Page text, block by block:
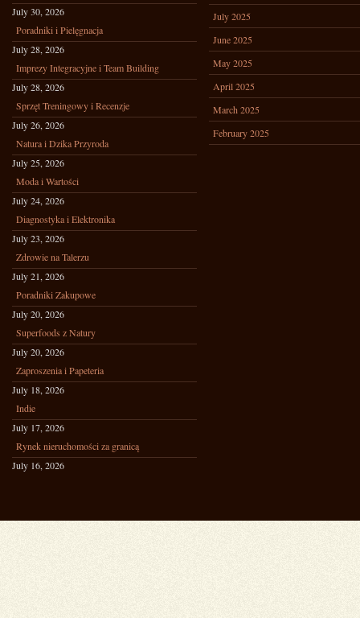
July 30, 2026
Poradniki i Pielęgnacja
July 28, 2026
Imprezy Integracyjne i Team Building
July 28, 2026
Sprzęt Treningowy i Recenzje
July 26, 2026
Natura i Dzika Przyroda
July 25, 2026
Moda i Wartości
July 24, 2026
Diagnostyka i Elektronika
July 23, 2026
Zdrowie na Talerzu
July 21, 2026
Poradniki Zakupowe
July 20, 2026
Superfoods z Natury
July 20, 2026
Zaproszenia i Papeteria
July 18, 2026
Indie
July 17, 2026
Rynek nieruchomości za granicą
July 16, 2026
July 2025
June 2025
May 2025
April 2025
March 2025
February 2025